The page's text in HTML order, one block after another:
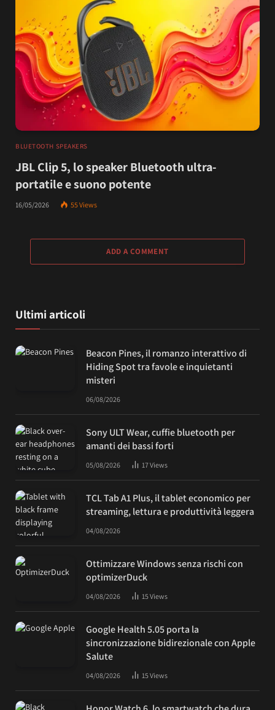
BLUETOOTH SPEAKERS
JBL Clip 5, lo speaker Bluetooth ultra-
portatile e suono potente
16/05/2026 55Views
ADD A COMMENT
Ultimi articoli
Beacon Pines, il romanzo interattivo di
Hiding Spot tra favole e inquietanti
misteri
06/08/2026
Sony ULT Wear, cuffie bluetooth per
amanti dei bassi forti
05/08/2026 17Views
TCL Tab A1 Plus, il tablet economico per
streaming, lettura e produttività leggera
04/08/2026
Ottimizzare Windows senza rischi con
optimizerDuck
04/08/2026 15Views
Google Health 5.05 porta la
sincronizzazione bidirezionale con Apple
Salute
04/08/2026 15Views